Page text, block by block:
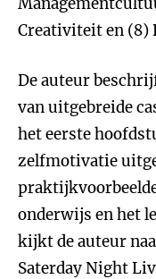
Creativiteit en (8)
De auteur
van uitgebreide
het eerste
zelfmotivatie
onderwijs en het
kijkt de auteur
Saterday Night